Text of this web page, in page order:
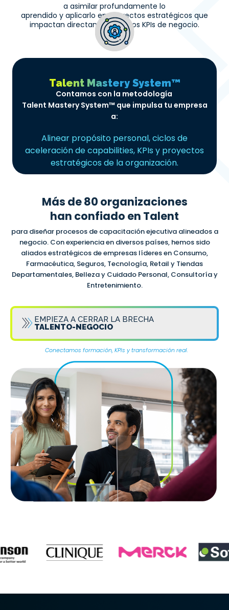
a asimilar profundamente lo
aprendido y aplicarlo en proyectos estratégicos que
impactan directamente en los KPIs de negocio.
Talent Mastery System™
Contamos con la metodología
Talent Mastery System™ que impulsa tu empresa
a:
Alinear propósito personal, ciclos de
aceleración de capabilities, KPIs y proyectos
estratégicos de la organización.
Más de 80 organizaciones
han confiado en Talent
para diseñar procesos de capacitación ejecutiva alineados a
negocio. Con experiencia en diversos países, hemos sido
aliados estratégicos de empresas líderes en Consumo,
Farmacéutica, Seguros, Tecnología, Retail y Tiendas
Departamentales, Belleza y Cuidado Personal, Consultoría y
Entretenimiento.
EMPIEZA A CERRAR LA BRECHA
TALENTO-NEGOCIO
Conectamos formación, KPIs y transformación real.